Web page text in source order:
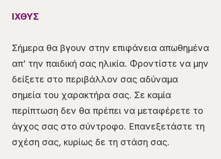
ΙΧΘΥΣ
Σήμερα θα βγουν στην επιφάνεια απωθημένα
απ’ την παιδική σας ηλικία. Φροντίστε να μην
δείξετε στο περιβάλλον σας αδύναμα
σημεία του χαρακτήρα σας. Σε καμία
περίπτωση δεν θα πρέπει να μεταφέρετε το
άγχος σας στο σύντροφο. Επανεξετάστε τη
σχέση σας, κυρίως δε τη στάση σας.